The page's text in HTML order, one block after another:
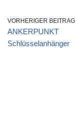
VORHERIGER BEITRAG
ANKERPUNKT
Schlüsselanhänger